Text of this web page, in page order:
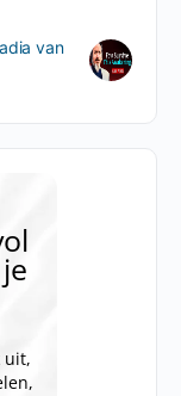
van
uit,